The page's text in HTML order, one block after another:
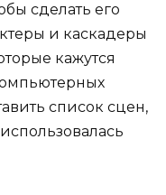
сделать его
и каскадеры
кажутся
список сцен,